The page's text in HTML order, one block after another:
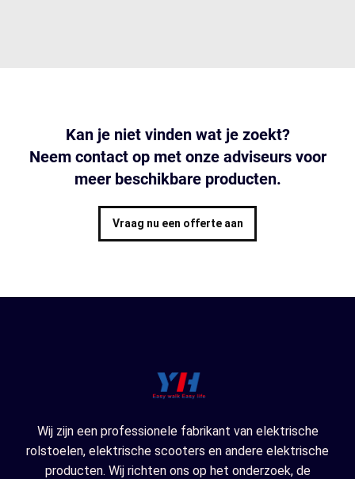
Kan je niet vinden wat je zoekt?
Neem contact op met onze adviseurs voor
meer beschikbare producten.
Vraag nu een offerte aan
Wij zijn een professionele fabrikant van elektrische
rolstoelen, elektrische scooters en andere elektrische
producten. Wij richten ons op het onderzoek, de